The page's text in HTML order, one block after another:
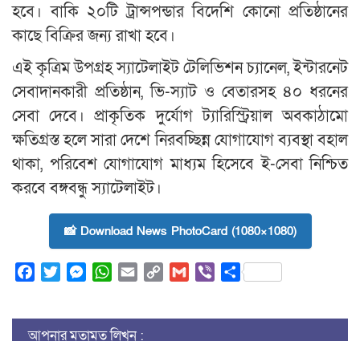
হবে। বাকি ২০টি ট্রান্সপন্ডার বিদেশি কোনো প্রতিষ্ঠানের
কাছে বিক্রির জন্য রাখা হবে।
এই কৃত্রিম উপগ্রহ স্যাটেলাইট টেলিভিশন চ্যানেল, ইন্টারনেট
সেবাদানকারী প্রতিষ্ঠান, ভি-স্যাট ও বেতারসহ ৪০ ধরনের
সেবা দেবে। প্রাকৃতিক দুর্যোগ ট্যারিস্ট্রিয়াল অবকাঠামো
ক্ষতিগ্রস্ত হলে সারা দেশে নিরবচ্ছিন্ন যোগাযোগ ব্যবস্থা বহাল
থাকা, পরিবেশ যোগাযোগ মাধ্যম হিসেবে ই-সেবা নিশ্চিত
করবে বঙ্গবন্ধু স্যাটেলাইট।
📸 Download News PhotoCard (1080×1080)
FacebookTwitterMessenger
WhatsApp
Email Copy
Gmail ViberShare
আপনার মতামত লিখুন :